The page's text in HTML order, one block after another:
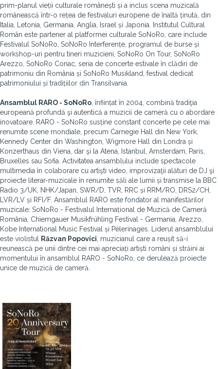
prim-planul vieții culturale românești și a inclus scena muzicală
românească într-o rețea de festivaluri europene de înaltă ținută, din
Italia, Letonia, Germania, Anglia, Israel și Japonia. Institutul Cultural
Român este partener al platformei culturale SoNoRo, care include
Festivalul SoNoRo, SoNoRo Interferențe, programul de burse și
workshop-uri pentru tineri muzicieni, SoNoRo On Tour, SoNoRo
Arezzo, SoNoRo Conac, seria de concerte estivale în clădiri de
patrimoniu din România și SoNoRo Musikland, festival dedicat
patrimoniului și tradițiilor din Transilvania.
Ansamblul RARO - SoNoRo , înființat în 2004, combină tradiţia
europeană profundă şi autentică a muzicii de cameră cu o abordare
inovatoare. RARO - SoNoRo susține constant concerte pe cele mai
renumite scene mondiale, precum Carnegie Hall din New York,
Kennedy Center din Washington, Wigmore Hall din Londra și
Konzerthaus din Viena, dar şi la Atena, Istanbul, Amsterdam, Paris,
Bruxelles sau Sofia. Activitatea ansamblului include spectacole
multimedia în colaborare cu artişti video, improvizaţii alături de DJ şi
proiecte literar-muzicale în renumite săli ale lumii și transmise la BBC
Radio 3/UK, NHK/Japan, SWR/D, TVR, RRC și RRM/RO, DRS2/CH,
LVR/LV și RFI/F. Ansamblul RARO este fondator al manifestărilor
muzicale: SoNoRo - Festivalul Internațional de Muzică de Cameră
România, Chiemgauer Musikfrühling Festival - Germania, Arezzo,
Kobe International Music Festival și Pèlerinages. Liderul ansamblului
este violistul
Răzvan Popovici , muzicianul care a reușit să-i
reunească pe unii dintre cei mai apreciați artiști români și străini ai
momentului în ansamblul RARO - SoNoRo, ce derulează proiecte
unice de muzică de cameră.